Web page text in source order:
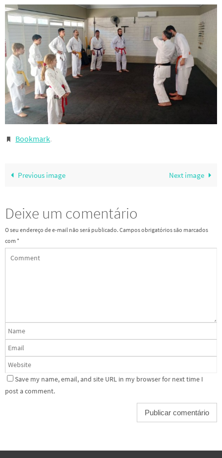
Bookmark.
Previous image Next image
Deixe um comentário
O seu endereço de e-mail não será publicado. Campos obrigatórios são marcados
com *
Save my name, email, and site URL in my browser for next time I
post a comment.